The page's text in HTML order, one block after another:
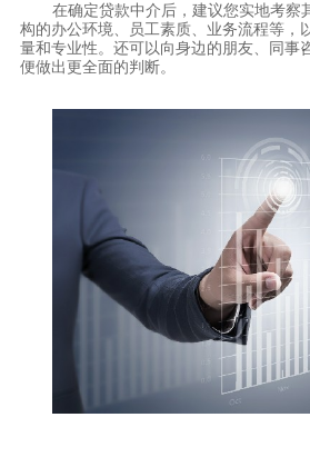
在确定贷款中介后，建议您实地考察
构的办公环境、员工素质、业务流程等，
量和专业性。还可以向身边的朋友、同事
便做出更全面的判断。